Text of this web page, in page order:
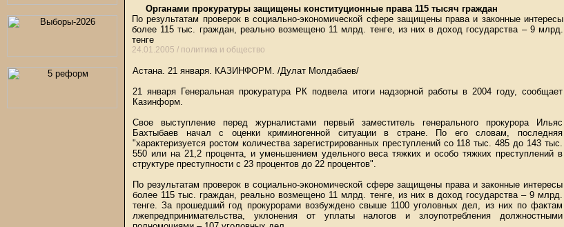
Органами прокуратуры защищены конституционные права 115 тысяч граждан
По результатам проверок в социально-экономической сфере защищены права и законные интересы
более 115 тыс. граждан, реально возмещено 11 млрд. тенге, из них в доход государства – 9 млрд.
тенге
24.01.2005 / политика и общество
Астана. 21 января. КАЗИНФОРМ . /Дулат Молдабаев/
21 января Генеральная прокуратура РК подвела итоги надзорной работы в 2004 году, сообщает
Казинформ.
Свое выступление перед журналистами первый заместитель генерального прокурора Ильяс
Бахтыбаев начал с оценки криминогенной ситуации в стране. По его словам, последняя
"характеризуется ростом количества зарегистрированных преступлений со 118 тыс. 485 до 143 тыс.
550 или на 21,2 процента, и уменьшением удельного веса тяжких и особо тяжких преступлений в
структуре преступности с 23 процентов до 22 процентов".
По результатам проверок в социально-экономической сфере защищены права и законные интересы
более 115 тыс. граждан, реально возмещено 11 млрд. тенге, из них в доход государства – 9 млрд.
тенге. За прошедший год прокурорами возбуждено свыше 1100 уголовных дел, из них по фактам
лжепредпринимательства, уклонения от уплаты налогов и злоупотребления должностными